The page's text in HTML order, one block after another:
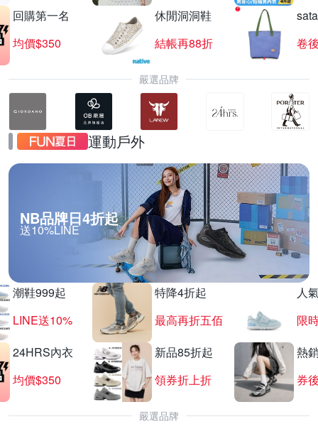
回購第一名
均價$350
休閒洞洞鞋
結帳再88折
卷
嚴選品牌
運動戶外
NB品牌日4折起
送10%LINE
潮鞋999起
LINE送10%
特降4折起
最高再折五佰
人
限
24HRS內衣
均價$350
新品85折起
領券折上折
熱
券
嚴選品牌